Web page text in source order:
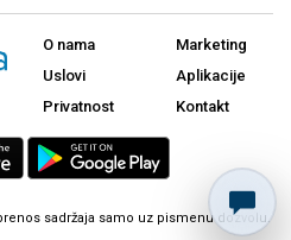
O nama
Uslovi
Privatnost
Marketing
Aplikacije
Kontakt
sadržaja samo uz pismenu dozvolu.